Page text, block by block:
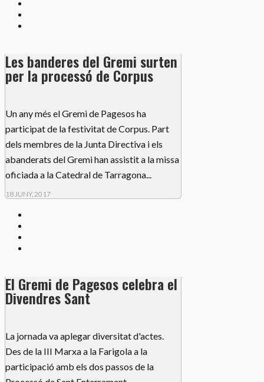
Les banderes del Gremi surten
per la processó de Corpus
Un any més el Gremi de Pagesos ha
participat de la festivitat de Corpus. Part
dels membres de la Junta Directiva i els
abanderats del Gremi han assistit a la missa
oficiada a la Catedral de Tarragona...
18 JUNY, 2017
El Gremi de Pagesos celebra el
Divendres Sant
La jornada va aplegar diversitat d'actes.
Des de la III Marxa a la Farigola a la
participació amb els dos passos de la